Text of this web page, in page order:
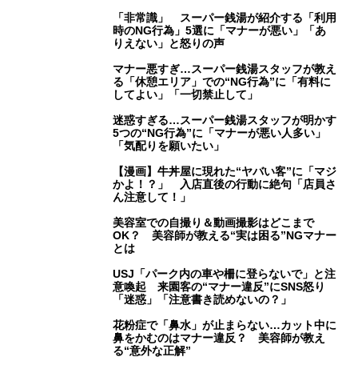
「非常識」 スーパー銭湯が紹介する「利用
時のNG行為」5選に「マナーが悪い」「あ
りえない」と怒りの声
マナー悪すぎ…スーパー銭湯スタッフが教え
る「休憩エリア」での“NG行為”に「有料に
してよい」「一切禁止して」
迷惑すぎる…スーパー銭湯スタッフが明かす
5つの“NG行為”に「マナーが悪い人多い」
「気配りを願いたい」
【漫画】牛丼屋に現れた“ヤバい客”に「マジ
かよ！？」 入店直後の行動に絶句「店員さ
ん注意して！」
美容室での自撮り＆動画撮影はどこまで
OK？ 美容師が教える“実は困る”NGマナー
とは
USJ「パーク内の車や柵に登らないで」と注
意喚起 来園客の“マナー違反”にSNS怒り
「迷惑」「注意書き読めないの？」
花粉症で「鼻水」が止まらない…カット中に
鼻をかむのはマナー違反？ 美容師が教え
る“意外な正解”